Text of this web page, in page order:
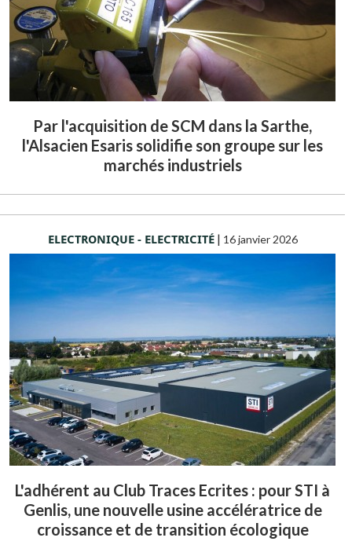
Par l'acquisition de SCM dans la Sarthe,
l'Alsacien Esaris solidifie son groupe sur les
marchés industriels
ELECTRONIQUE - ELECTRICITÉ| 16 janvier 2026
L'adhérent au Club Traces Ecrites : pour STI à
Genlis, une nouvelle usine accélératrice de
croissance et de transition écologique